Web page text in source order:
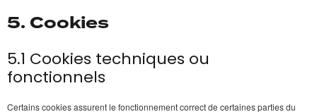
5. Cookies
5.1 Cookies techniques ou
fonctionnels
Certains cookies assurent le fonctionnement correct de certaines parties du